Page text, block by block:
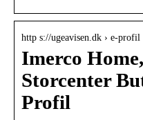
http s://ugeavisen.dk › e-
Imerco
Storcenter
Profil